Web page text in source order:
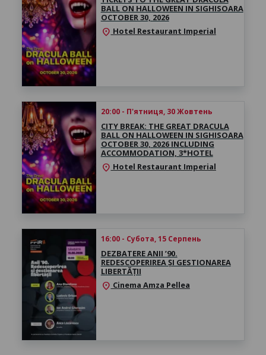
BALL ON HALLOWEEN IN SIGHISOARA
OCTOBER 30, 2026
location_on Hotel Restaurant Imperial
20:00 - П'ятниця, 30 Жовтень
CITY BREAK: THE GREAT DRACULA
BALL ON HALLOWEEN IN SIGHISOARA
OCTOBER 30, 2026 INCLUDING
ACCOMMODATION, 3*HOTEL
location_on Hotel Restaurant Imperial
16:00 - Субота, 15 Серпень
DEZBATERE ANII ’90.
REDESCOPERIREA ȘI GESTIONAREA
LIBERTĂȚII
location_on Cinema Amza Pellea